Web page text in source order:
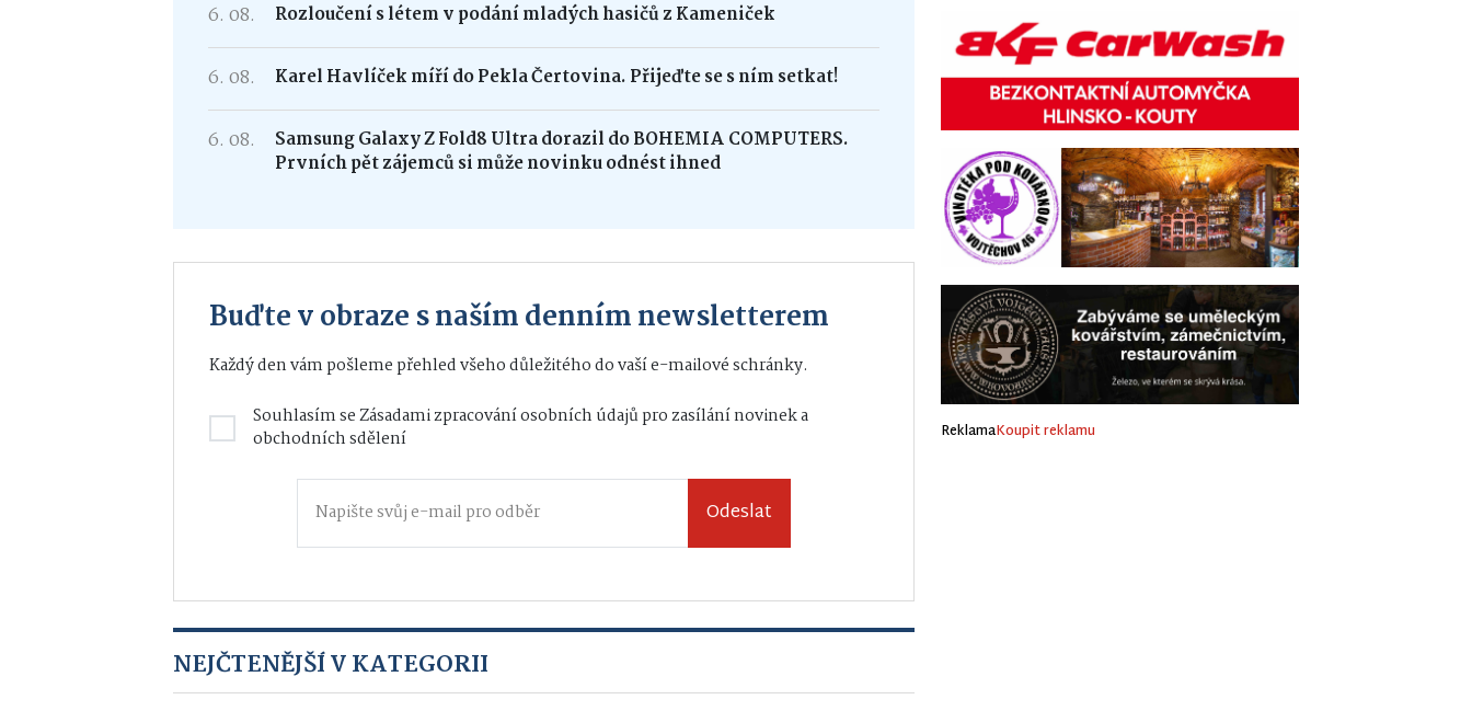
6. 08. Rozloučení s létem v podání mladých hasičů z Kameniček
6. 08. Karel Havlíček míří do Pekla Čertovina. Přijeďte se s ním setkat!
6. 08.
Samsung Galaxy Z Fold8 Ultra dorazil do BOHEMIA COMPUTERS.
Prvních pět zájemců si může novinku odnést ihned
Buďte v obraze s naším denním newsletterem
Každý den vám pošleme přehled všeho důležitého do vaší e-mailové schránky.
Souhlasím seZásadami zpracování osobních údajůpro zasílání novinek a
obchodních sdělení
Odeslat
NEJČTENĚJŠÍ V KATEGORII
ReklamaKoupit reklamu